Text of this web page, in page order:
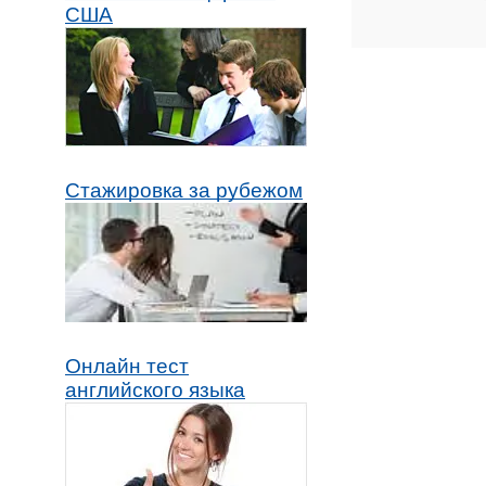
США
Стажировка за рубежом
Онлайн тест
английского языка